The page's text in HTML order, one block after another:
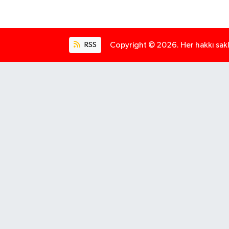
RSS Copyright © 2026. Her hakkı